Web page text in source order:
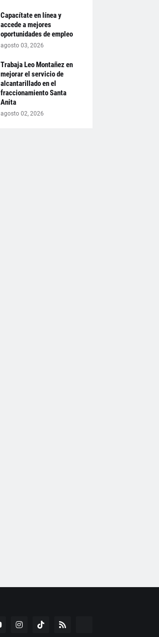
Capacítate en línea y
accede a mejores
oportunidades de empleo
agosto 03, 2026
Trabaja Leo Montañez en
mejorar el servicio de
alcantarillado en el
fraccionamiento Santa
Anita
agosto 02, 2026